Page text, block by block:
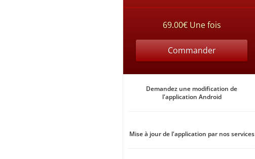
69.00€ Une fois
Commander
Demandez une modification de
l'application Android
Mise à jour de l'application par nos services